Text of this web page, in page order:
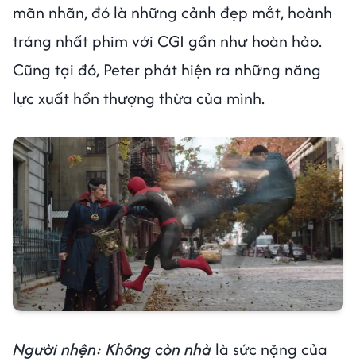
mãn nhãn, đó là những cảnh đẹp mắt, hoành
tráng nhất phim với CGI gần như hoàn hảo.
Cũng tại đó, Peter phát hiện ra những năng
lực xuất hồn thượng thừa của mình.
Người nhện: Không còn nhà là sức nặng của